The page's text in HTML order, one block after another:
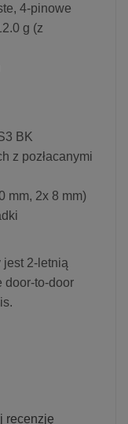
4-pinowe
g (z
BK
z pozłacanymi
mm, 2x 8 mm)
jest 2-letnią
door-to-door
recenzję